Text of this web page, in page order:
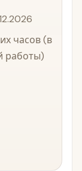
часов (в
работы)